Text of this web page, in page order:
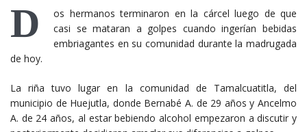
D
os hermanos terminaron en la cárcel luego de que
casi se mataran a golpes cuando ingerían bebidas
embriagantes en su comunidad durante la madrugada
de hoy.
La riña tuvo lugar en la comunidad de Tamalcuatitla, del
municipio de Huejutla, donde Bernabé A. de 29 años y Ancelmo
A. de 24 años, al estar bebiendo alcohol empezaron a discutir y